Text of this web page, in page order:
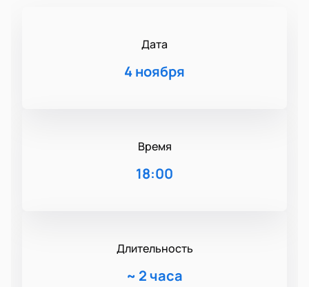
Дата
4 ноября
Время
18:00
Длительность
~ 2 часа